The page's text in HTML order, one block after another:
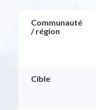
Communauté
/ région
Cible